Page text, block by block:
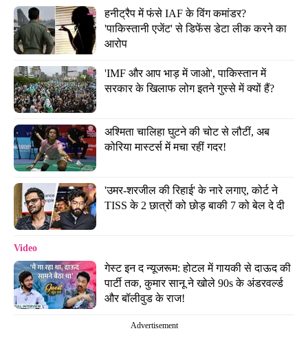
हनीट्रैप में फंसे IAF के विंग कमांडर?
'पाकिस्तानी एजेंट' से डिफेंस डेटा लीक करने का
आरोप
'IMF और आप भाड़ में जाओ', पाकिस्तान में
सरकार के खिलाफ लोग इतने गुस्से में क्यों हैं?
अश्मिता चालिहा घुटने की चोट से लौटीं, अब
कोरिया मास्टर्स में मचा रहीं गदर!
'उमर-शरजील की रिहाई' के नारे लगाए, कोर्ट ने
TISS के 2 छात्रों को छोड़ बाकी 7 को बेल दे दी
Video
गेस्ट इन द न्यूजरूम: होटल में गायकी से दाऊद की
पार्टी तक, कुमार सानू ने खोले 90s के अंडरवर्ल्ड
और बॉलीवुड के राज!
Advertisement